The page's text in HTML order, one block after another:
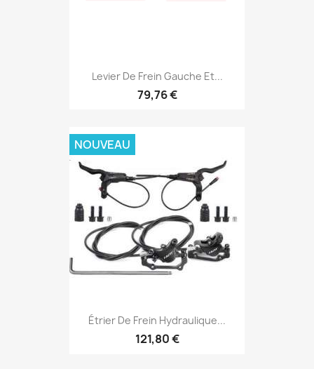
Levier De Frein Gauche Et...
79,76 €
Étrier De Frein Hydraulique...
121,80 €
NOUVEAU